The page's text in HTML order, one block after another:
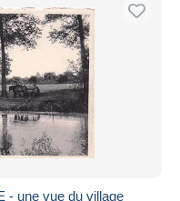
- une vue du village